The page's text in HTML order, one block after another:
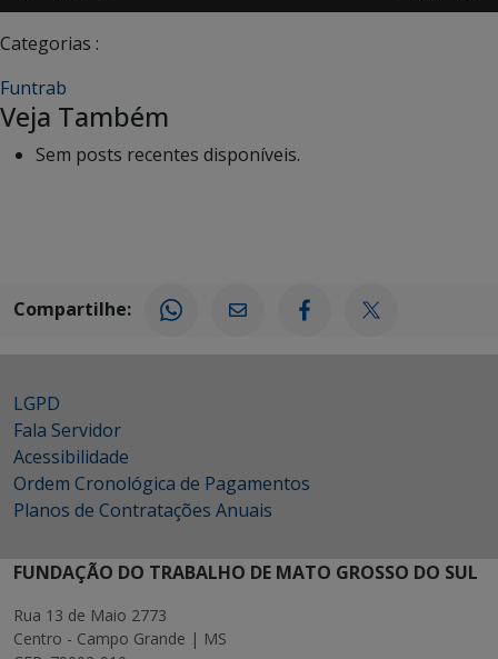
Categorias :
Funtrab
Veja Também
Sem posts recentes disponíveis.
Compartilhe:
LGPD
Fala Servidor
Acessibilidade
Ordem Cronológica de Pagamentos
Planos de Contratações Anuais
FUNDAÇÃO DO TRABALHO DE MATO GROSSO DO SUL
Rua 13 de Maio 2773
Centro - Campo Grande | MS